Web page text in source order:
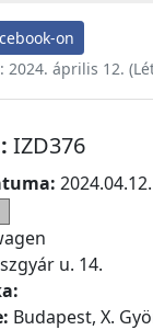
on
2024. április 12.
IZD376
u. 14.
Budapest, X.